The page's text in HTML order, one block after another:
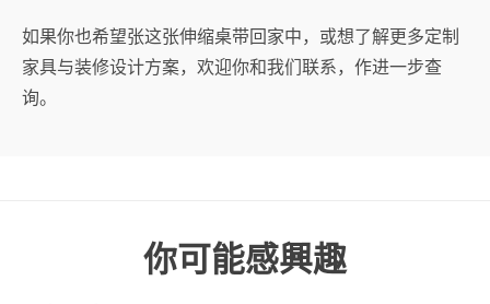
如果你也希望张这张伸缩桌带回家中，或想了解更多定制
家具与装修设计方案，欢迎你和我们联系，作进一步查
询。
你可能感興趣